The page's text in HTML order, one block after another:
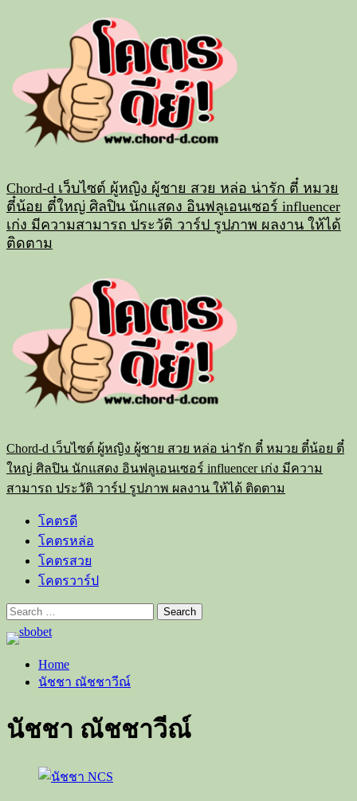
Chord-d เว็บไซต์ ผู้หญิง ผู้ชาย สวย หล่อ น่ารัก ตี๋ หมวย
ตี๋น้อย ตี๋ใหญ่ ศิลปิน นักแสดง อินฟลูเอนเซอร์ influencer
เก่ง มีความสามารถ ประวัติ วาร์ป รูปภาพ ผลงาน ให้ได้
ติดตาม
Chord-d เว็บไซต์ ผู้หญิง ผู้ชาย สวย หล่อ น่ารัก ตี๋ หมวย ตี๋น้อย ตี๋
ใหญ่ ศิลปิน นักแสดง อินฟลูเอนเซอร์ influencer เก่ง มีความ
สามารถ ประวัติ วาร์ป รูปภาพ ผลงาน ให้ได้ ติดตาม
โคตรดี
โคตรหล่อ
โคตรสวย
โคตรวาร์ป
Search
for:
Home
นัชชา ณัชชาวีณ์
นัชชา ณัชชาวีณ์